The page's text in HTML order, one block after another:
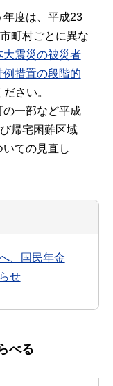
度は、平成23
町村ごとに異な
大震災の被災者
措置の段階的
さい。
一部など平成
帰宅困難区域
いての見直し
、国民年金
せ
べる